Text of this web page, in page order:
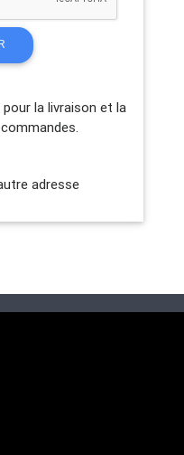
la livraison et la
adresse